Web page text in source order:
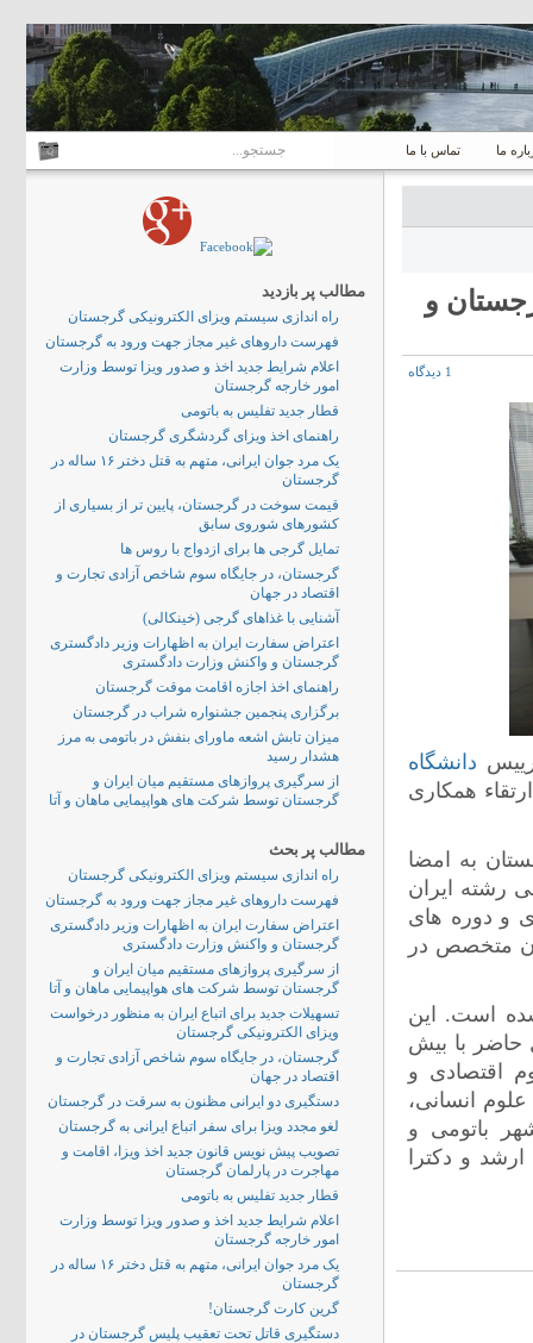
ما تماس با ما
و
1 دیدگاه
دانشگاه
همکاری
به امضا
رشته ایران
و دوره های
متخصص در
تاسیس شده است. این
حاضر با بیش
علوم اقتصادی و
انسانی،
باتومی و
و دکترا
مطالب پر بازدید
راه اندازی سیستم ویزای الکترونیکی گرجستان
فهرست داروهای غیر مجاز جهت ورود به گرجستان
اعلام شرایط جدید اخذ و صدور ویزا توسط وزارت
امور خارجه گرجستان
قطار جدید تفلیس به باتومی
راهنمای اخذ ویزای گردشگری گرجستان
یک مرد جوان ایرانی، متهم به قتل دختر ۱۶ ساله در
گرجستان
قیمت سوخت در گرجستان، پایین تر از بسیاری از
کشورهای شوروی سابق
تمایل گرجی ها برای ازدواج با روس ها
گرجستان، در جایگاه سوم شاخص آزادی تجارت و
اقتصاد در جهان
آشنایی با غذاهای گرجی (خینکالی)
اعتراض سفارت ایران به اظهارات وزیر دادگستری
گرجستان و واکنش وزارت دادگستری
راهنمای اخذ اجازه اقامت موقت گرجستان
برگزاری پنجمین جشنواره شراب در گرجستان
میزان تابش اشعه ماورای بنفش در باتومی به مرز
هشدار رسید
از سرگیری پروازهای مستقیم میان ایران و
گرجستان توسط شرکت های هواپیمایی ماهان و آتا
مطالب پر بحث
راه اندازی سیستم ویزای الکترونیکی گرجستان
فهرست داروهای غیر مجاز جهت ورود به گرجستان
اعتراض سفارت ایران به اظهارات وزیر دادگستری
گرجستان و واکنش وزارت دادگستری
از سرگیری پروازهای مستقیم میان ایران و
گرجستان توسط شرکت های هواپیمایی ماهان و آتا
تسهیلات جدید برای اتباع ایران به منظور درخواست
ویزای الکترونیکی گرجستان
گرجستان، در جایگاه سوم شاخص آزادی تجارت و
اقتصاد در جهان
دستگیری دو ایرانی مظنون به سرقت در گرجستان
لغو مجدد ویزا برای سفر اتباع ایرانی به گرجستان
تصویب پیش نویس قانون جدید اخذ ویزا، اقامت و
مهاجرت در پارلمان گرجستان
قطار جدید تفلیس به باتومی
اعلام شرایط جدید اخذ و صدور ویزا توسط وزارت
امور خارجه گرجستان
یک مرد جوان ایرانی، متهم به قتل دختر ۱۶ ساله در
گرجستان
گرین کارت گرجستان!
دستگیری قاتل تحت تعقیب پلیس گرجستان در